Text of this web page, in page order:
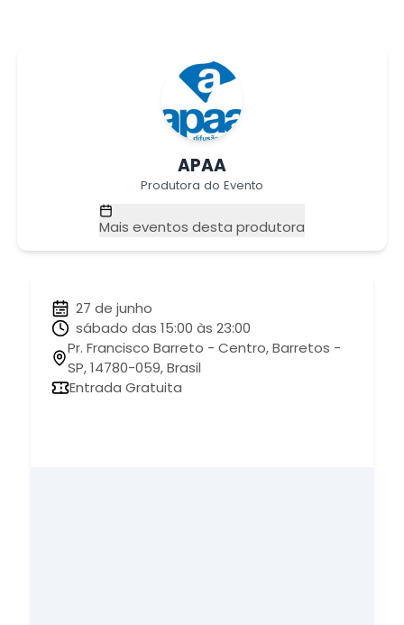
APAA
Produtora do Evento
Mais eventos desta produtora
27 de junho
sábado das 15:00 às 23:00
Pr. Francisco Barreto - Centro, Barretos -
SP, 14780-059, Brasil
Entrada Gratuita